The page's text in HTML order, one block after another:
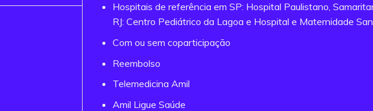
Hospitais de referência em SP: Hospital Paulistano,
RJ: Centro Pediátrico da Lagoa e Hospital e Maternidade
Com ou sem coparticipação
Reembolso
Telemedicina Amil
Amil Ligue Saúde